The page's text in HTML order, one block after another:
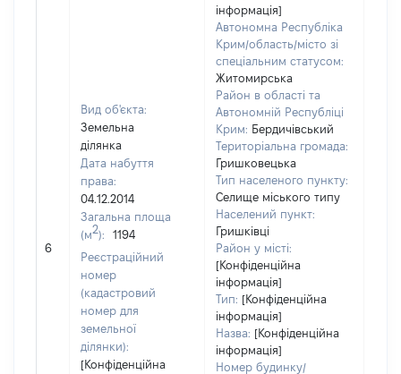
6
Вид об'єкта:
Земельна
ділянка
Дата набуття
права:
04.12.2014
Загальна площа
(м2):
1194
Реєстраційний
номер
(кадастровий
номер для
земельної
ділянки):
[Конфіденційна
інформація]
Автономна Республіка
Крим/область/місто зі
спеціальним статусом:
Житомирська
Район в області та
Автономній Республіці
Крим: Бердичівський
Територіальна громада:
Гришковецька
Тип населеного пункту:
Селище міського типу
Населений пункт:
Гришківці
Район у місті:
[Конфіденційна
інформація]
Тип: [Конфіденційна
інформація]
Назва: [Конфіденційна
інформація]
Номер будинку/